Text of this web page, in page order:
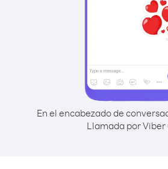
En el encabezado de
Llamada por Viber